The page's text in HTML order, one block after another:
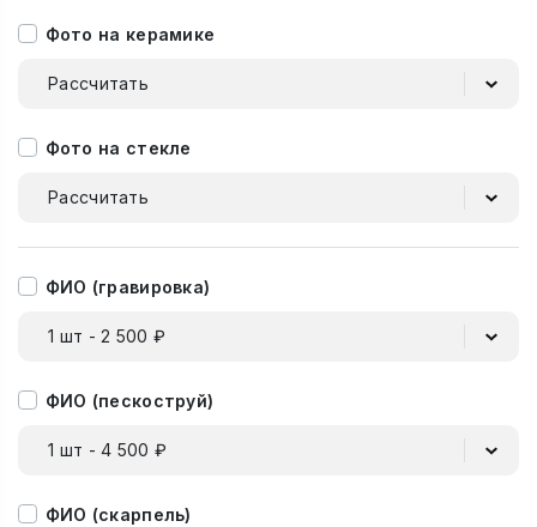
Фото на керамике
Рассчитать
Фото на стекле
Рассчитать
ФИО (гравировка)
1 шт - 2 500 ₽
ФИО (пескоструй)
1 шт - 4 500 ₽
ФИО (скарпель)